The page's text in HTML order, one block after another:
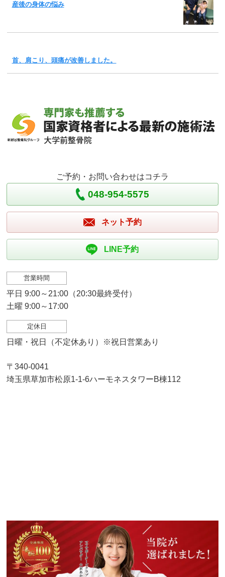
産後の身体の悩み
首、肩こり、頭痛が改善しました。
ご予約・お問い合わせはコチラ
048-954-5575
ネット予約
LINE予約
営業時間
平日 9:00～21:00（20:30最終受付）
土曜 9:00～17:00
定休日
日曜・祝日（不定休あり）※祝日営業あり
〒340-0041
埼玉県草加市松原1-1-6ハーモネスタワーB棟112